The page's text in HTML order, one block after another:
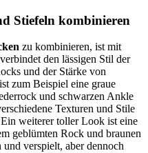
Stiefeln kombinieren
zu kombinieren, ist mit
den lässigen Stil der
und der Stärke von
zum Beispiel eine graue
und schwarzen Ankle
Texturen und Stile
weiterer toller Look ist eine
geblümten Rock und braunen
verspielt, aber dennoch